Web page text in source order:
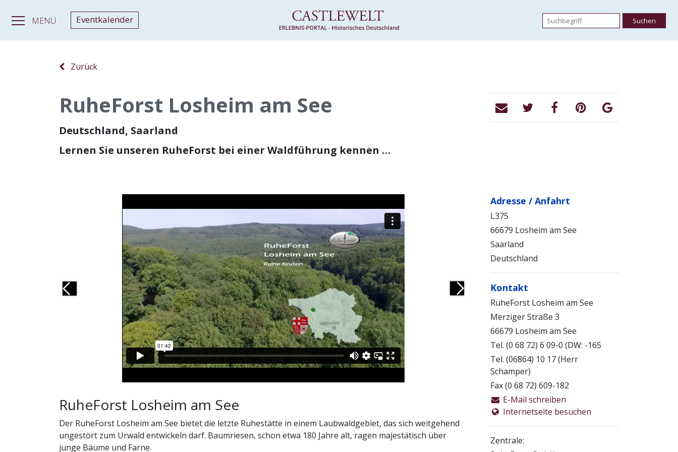
MENÜ Eventkalender
Zurück
RuheForst Losheim am See
Deutschland, Saarland
Lernen Sie unseren RuheForst bei einer Waldführung kennen …
Previous Next
RuheForst Losheim am See
Der RuheForst Losheim am See bietet die letzte Ruhestätte in einem Laubwaldgebiet, das sich weitgehend
ungestört zum Urwald entwickeln darf. Baumriesen, schon etwa 180 Jahre alt, ragen majestätisch über
junge Bäume und Farne.
Adresse / Anfahrt
L375
66679 Losheim am See
Saarland
Deutschland
Kontakt
RuheForst Losheim am See
Merziger Straße 3
66679 Losheim am See
Tel. (0 68 72) 6 09-0 (DW: -165
Tel. (06864) 10 17 (Herr
Schamper)
Fax (0 68 72) 609-182
E-Mail schreiben
Internetseite besuchen
Zentrale: